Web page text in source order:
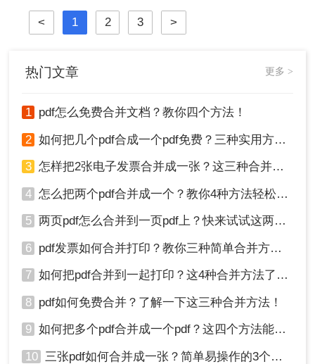
那么如何将两个pdf文件合并成一个
呢？本文将介绍三种实用的方法，帮
助您将两个PDF文件合并成一个。
< 1 2 3 >
热门文章 更多 >
1 pdf怎么免费合并文档？教你四个方法！
2 如何把几个pdf合成一个pdf免费？三种实用方法分享！
3 怎样把2张电子发票合并成一张？这三种合并方法学习一下!
4 怎么把两个pdf合并成一个？教你4种方法轻松完成合并！
5 两页pdf怎么合并到一页pdf上？快来试试这两种方法吧！
6 pdf发票如何合并打印？教你三种简单合并方法！
7 如何把pdf合并到一起打印？这4种合并方法了解一下！
8 pdf如何免费合并？了解一下这三种合并方法！
9 如何把多个pdf合并成一个pdf？这四个方法能帮助大家！
10 三张pdf如何合并成一张？简单易操作的3个方法！